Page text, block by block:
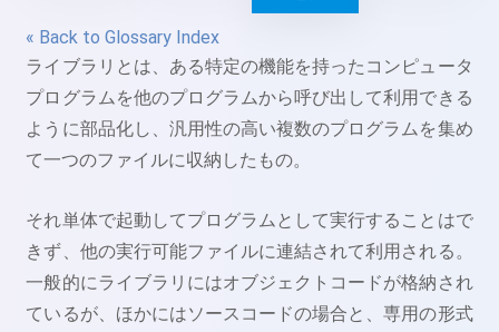
« Back to Glossary Index
ライブラリとは、ある特定の機能を持ったコンピュータ
プログラムを他のプログラムから呼び出して利用できる
ように部品化し、汎用性の高い複数のプログラムを集め
て一つのファイルに収納したもの。
それ単体で起動してプログラムとして実行することはで
きず、他の実行可能ファイルに連結されて利用される。
一般的にライブラリにはオブジェクトコードが格納され
ているが、ほかにはソースコードの場合と、専用の形式